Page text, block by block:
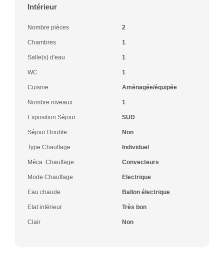
Intérieur
Nombre pièces 2
Chambres 1
Salle(s) d'eau 1
WC 1
Cuisine Aménagée/équipée
Nombre niveaux 1
Exposition Séjour SUD
Séjour Double Non
Type Chauffage Individuel
Méca. Chauffage Convecteurs
Mode Chauffage Electrique
Eau chaude Ballon électrique
Etat intérieur Très bon
Clair Non